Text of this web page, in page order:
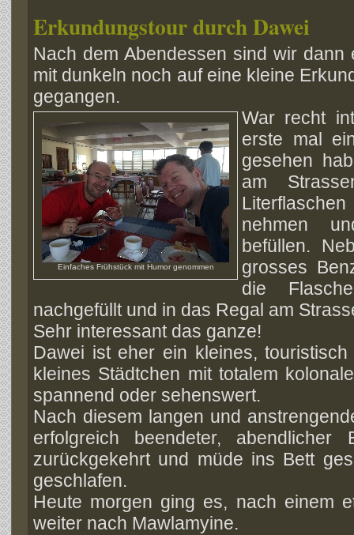
Erkundungstour durch Dawei
Nach dem Abendessen sind wir
mit dunkeln noch auf eine kleine
gegangen.
War recht
Einfaches Frühstück mit Humor genommen
erste mal
gesehen
am
nehmen
befüllen.
grosses
die
nachgefüllt und in das Regal am
Sehr interessant das ganze!
Dawei ist eher ein kleines,
kleines Städtchen mit totalem
spannend oder sehenswert.
Nach diesem langen und
erfolgreich beendeter, abendlicher
zurückgekehrt und müde ins Bett
geschlafen.
Heute morgen ging es, nach einem
weiter nach Mawlamyine.